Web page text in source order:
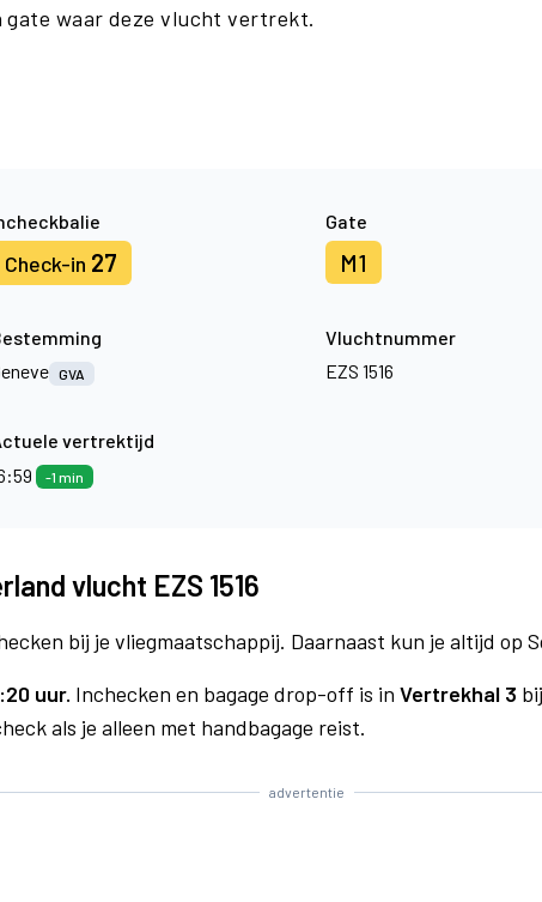
waar deze vlucht vertrekt.
Check-in 27
Gate
M1
GVA
Vluchtnummer
EZS 1516
vertrektijd
-1 min
vlucht EZS 1516
bij je vliegmaatschappij. Daarnaast kun je altijd op
uur. Inchecken en bagage drop-off is in Vertrekhal 3 bij
als je alleen met handbagage reist.
advertentie